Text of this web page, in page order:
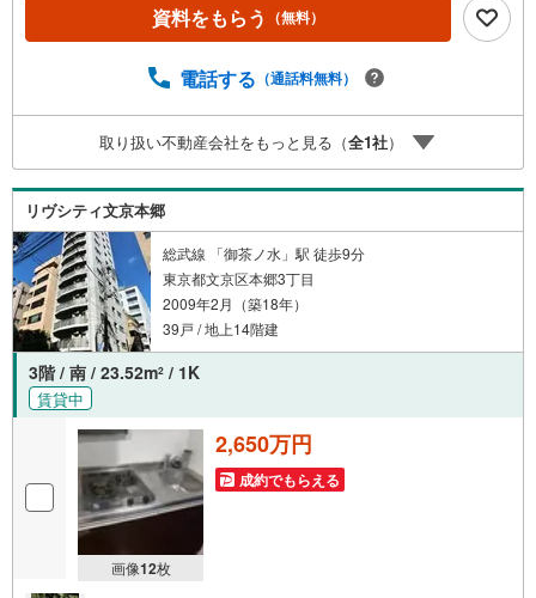
貸営業経験スタッフの培ってきた知識と経験を基に物件を
ての対策はお任せください。掲載されている物件は、弊社
い合わせください。※記載賃料等の収入や利回りは、将来に
わたり、得られることを保証するものではありません。※賃
料等については、賃貸中のものについては現在の賃料等
で、空室または所有者居住中等のものについては、周辺の
賃料相場に基づき、満室時を想定して表示しています。
資料をもらう （無料）
電話する （通話料無料）
取り扱い不動産会社をもっと見る（全1社）
リヴシティ文京本郷
総武線 「御茶ノ水」駅 徒歩9分
東京都文京区本郷3丁目
2009年2月（築18年）
39戸 / 地上14階建
3階 / 南 / 23.52m2 / 1K
賃貸中
画像12枚
2,650万円
成約でもらえる